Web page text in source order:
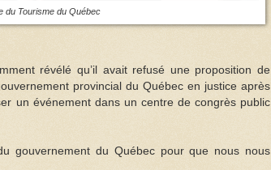
du Tourisme du Québec
révélé qu’il avait refusé une proposition de
provincial du Québec en justice après
un événement dans un centre de congrès public
gouvernement du Québec pour que nous nous